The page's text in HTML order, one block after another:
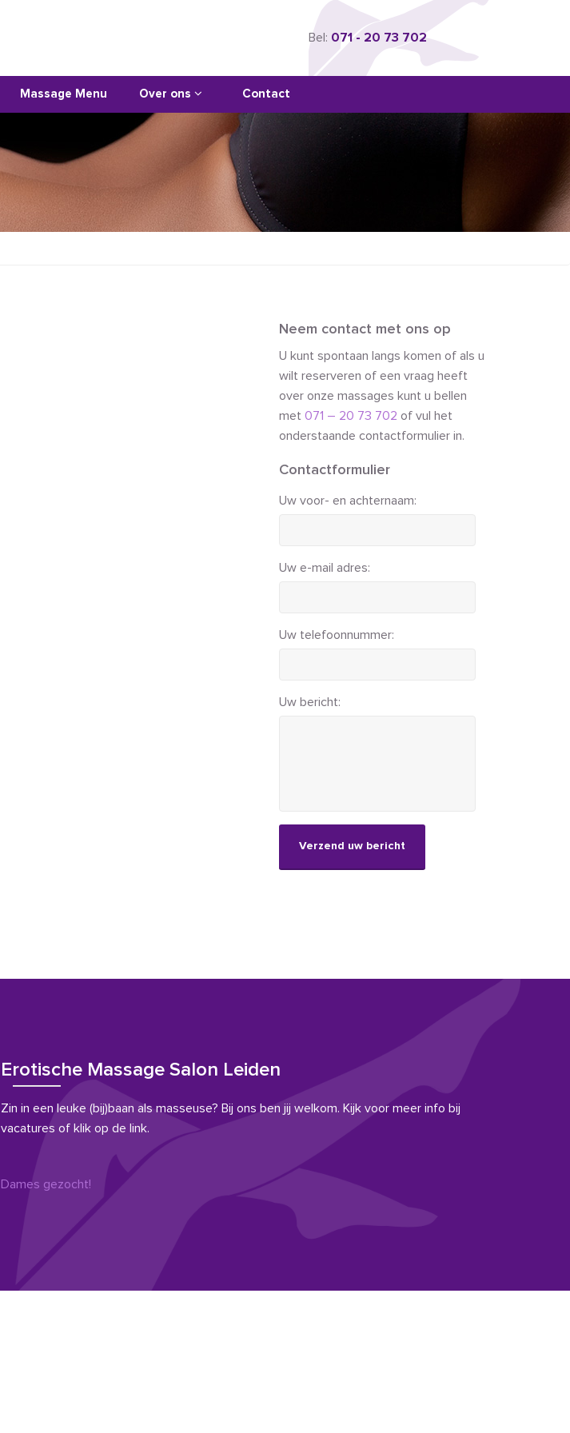
Bel: 071 - 20 73 702
Massage Menu Over ons Contact
Neem contact met ons op
U kunt spontaan langs komen of als u
wilt reserveren of een vraag heeft
over onze massages kunt u bellen
met 071 – 20 73 702 of vul het
onderstaande contactformulier in.
Contactformulier
Uw voor- en achternaam:
Uw e-mail adres:
Uw telefoonnummer:
Uw bericht:
Erotische Massage Salon Leiden
Zin in een leuke (bij)baan als masseuse? Bij ons ben jij welkom. Kijk voor meer info bij
vacatures of klik op de link.
Dames gezocht!